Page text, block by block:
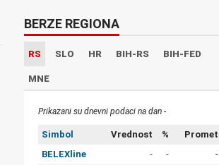
BERZE REGIONA
RS SLO HR BIH-RS BIH-FED
MNE
Prikazani su dnevni podaci na dan -
Simbol Vrednost %
Promet
BELEXline
- -
-